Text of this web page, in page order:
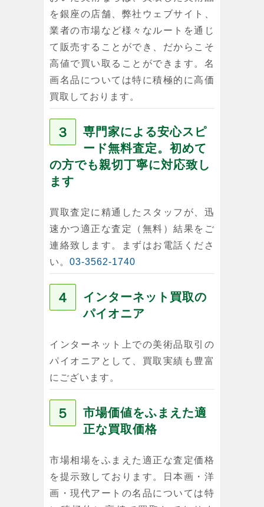
を銀座の店舗、弊社ウェブサイト、
業者の市場など様々なルートを通じ
て販売することができ、だからこそ
高値で買い取ることができます。名
画名品については特に積極的に高価
買取しております。
３
専門家による安心スピ
ード無料査定。初めて
の方でも親切丁寧に対応致し
ます
買取査定に精通したスタッフが、迅
速かつ適正な査定（無料）結果をご
連絡致します。まずはお電話くださ
い。 03-3562-1740
４
インターネット買取の
パイオニア
インターネット上での美術品取引の
パイオニアとして、買取実績も豊富
にございます。
５
市場価値をふまえた適
正な買取価格
市場相場をふまえた適正な査定価格
を提示致しております。日本画・洋
画・現代アートの名品については特